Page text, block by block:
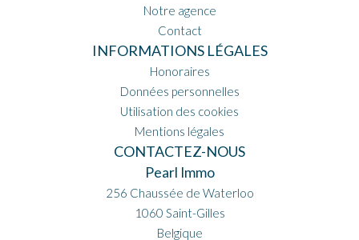
Notre agence
Contact
INFORMATIONS LÉGALES
Honoraires
Données personnelles
Utilisation des cookies
Mentions légales
CONTACTEZ-NOUS
Pearl Immo
256 Chaussée de Waterloo
1060 Saint-Gilles
Belgique